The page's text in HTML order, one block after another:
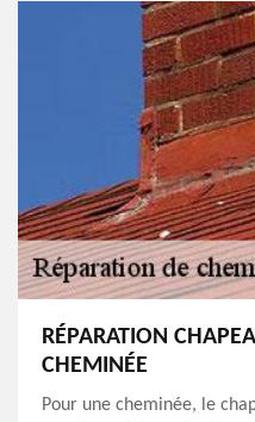
RÉPARATION
CHEMINÉE
Pour une cheminée, le